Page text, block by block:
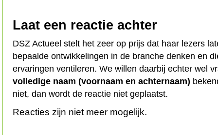
Laat een reactie achter
DSZ Actueel stelt het zeer op prijs dat haar lezers
bepaalde ontwikkelingen in de branche denken en
ervaringen ventileren. We willen daarbij echter wel
volledige naam (voornaam en achternaam)
niet, dan wordt de reactie niet geplaatst.
Reacties zijn niet meer mogelijk.